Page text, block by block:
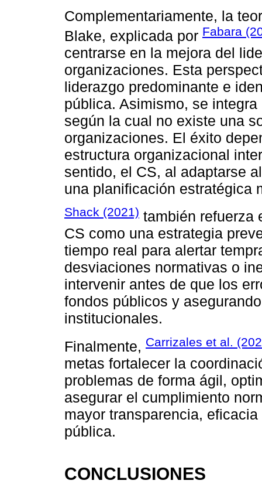
Complementariamente, la
Blake, explicada por Fabara
centrarse en la mejora del
organizaciones. Esta
liderazgo predominante e
pública. Asimismo, se
según la cual no existe una
organizaciones. El éxito
estructura organizacional
sentido, el CS, al adaptarse
una planificación estratégica
Shack (2021) también refuerza
CS como una estrategia
tiempo real para alertar
desviaciones normativas o
intervenir antes de que los
fondos públicos y
institucionales.
Finalmente, Carrizales et al.
metas fortalecer la
problemas de forma ágil,
asegurar el cumplimiento
mayor transparencia,
pública.
CONCLUSIONES